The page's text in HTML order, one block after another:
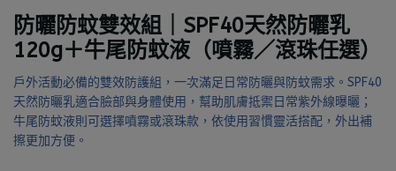
防曬防蚊雙效組｜SPF40天然防曬乳
120g＋牛尾防蚊液（噴霧／滾珠任選）
戶外活動必備的雙效防護組，一次滿足日常防曬與防蚊需求。SPF40
天然防曬乳適合臉部與身體使用，幫助肌膚抵禦日常紫外線曝曬；
牛尾防蚊液則可選擇噴霧或滾珠款，依使用習慣靈活搭配，外出補
擦更加方便。